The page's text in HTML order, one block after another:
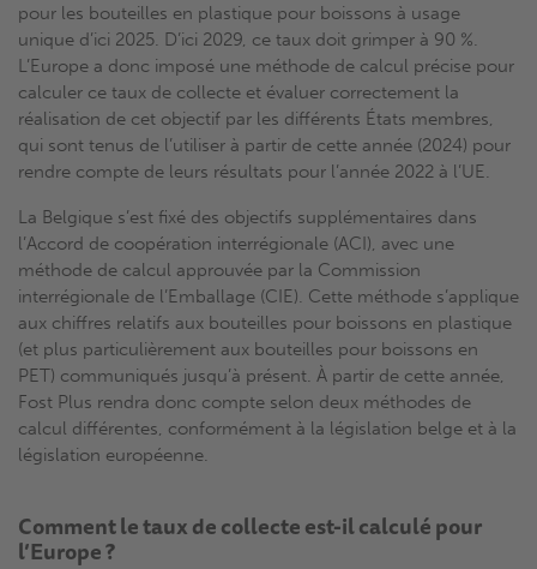
pour les bouteilles en plastique pour boissons à usage
unique d’ici 2025. D’ici 2029, ce taux doit grimper à 90 %.
L’Europe a donc imposé une méthode de calcul précise pour
calculer ce taux de collecte et évaluer correctement la
réalisation de cet objectif par les différents États membres,
qui sont tenus de l’utiliser à partir de cette année (2024) pour
rendre compte de leurs résultats pour l’année 2022 à l’UE.
La Belgique s’est fixé des objectifs supplémentaires dans
l’Accord de coopération interrégionale (ACI), avec une
méthode de calcul approuvée par la Commission
interrégionale de l’Emballage (CIE). Cette méthode s’applique
aux chiffres relatifs aux bouteilles pour boissons en plastique
(et plus particulièrement aux bouteilles pour boissons en
PET) communiqués jusqu’à présent. À partir de cette année,
Fost Plus rendra donc compte selon deux méthodes de
calcul différentes, conformément à la législation belge et à la
législation européenne.
Comment le taux de collecte est-il calculé pour
l’Europe ?